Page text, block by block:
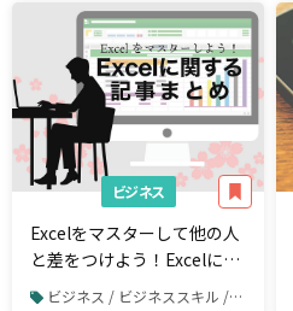
ビジネス
Excelをマスターして他の人
と差をつけよう！Excelに関
する記事15選
ビジネス / ビジネススキル / Excel